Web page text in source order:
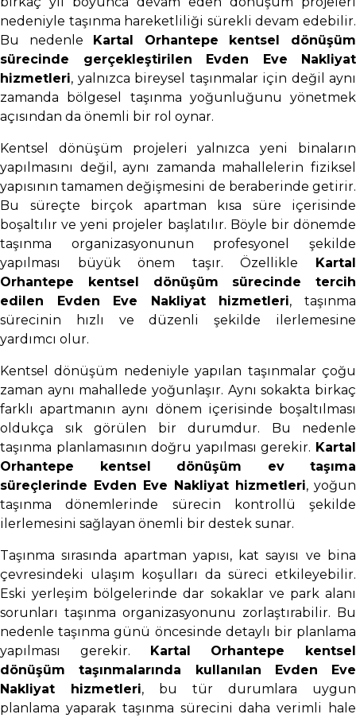
nedeniyle taşınma hareketliliği sürekli devam edebilir.
Bu nedenle Kartal Orhantepe kentsel dönüşüm
sürecinde gerçekleştirilen Evden Eve Nakliyat
hizmetleri, yalnızca bireysel taşınmalar için değil aynı
zamanda bölgesel taşınma yoğunluğunu yönetmek
açısından da önemli bir rol oynar.
Kentsel dönüşüm projeleri yalnızca yeni binaların
yapılmasını değil, aynı zamanda mahallelerin fiziksel
yapısının tamamen değişmesini de beraberinde getirir.
Bu süreçte birçok apartman kısa süre içerisinde
boşaltılır ve yeni projeler başlatılır. Böyle bir dönemde
taşınma organizasyonunun profesyonel şekilde
yapılması büyük önem taşır. Özellikle Kartal
Orhantepe kentsel dönüşüm sürecinde tercih
edilen Evden Eve Nakliyat hizmetleri, taşınma
sürecinin hızlı ve düzenli şekilde ilerlemesine
yardımcı olur.
Kentsel dönüşüm nedeniyle yapılan taşınmalar çoğu
zaman aynı mahallede yoğunlaşır. Aynı sokakta birkaç
farklı apartmanın aynı dönem içerisinde boşaltılması
oldukça sık görülen bir durumdur. Bu nedenle
taşınma planlamasının doğru yapılması gerekir. Kartal
Orhantepe kentsel dönüşüm ev taşıma
süreçlerinde Evden Eve Nakliyat hizmetleri, yoğun
taşınma dönemlerinde sürecin kontrollü şekilde
ilerlemesini sağlayan önemli bir destek sunar.
Taşınma sırasında apartman yapısı, kat sayısı ve bina
çevresindeki ulaşım koşulları da süreci etkileyebilir.
Eski yerleşim bölgelerinde dar sokaklar ve park alanı
sorunları taşınma organizasyonunu zorlaştırabilir. Bu
nedenle taşınma günü öncesinde detaylı bir planlama
yapılması gerekir. Kartal Orhantepe kentsel
dönüşüm taşınmalarında kullanılan Evden Eve
Nakliyat hizmetleri, bu tür durumlara uygun
planlama yaparak taşınma sürecini daha verimli hale